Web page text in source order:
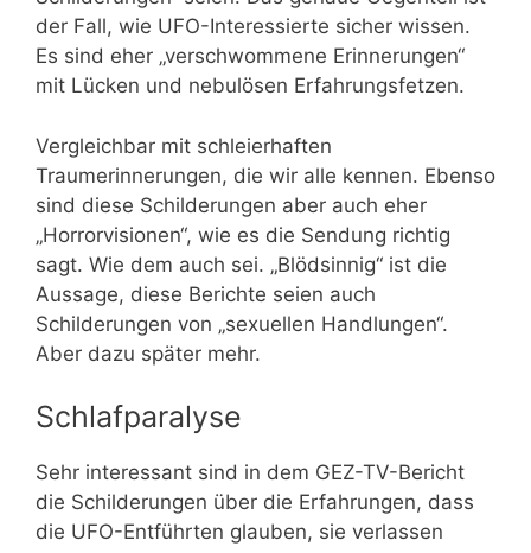
der Fall, wie UFO-Interessierte sicher wissen.
Es sind eher „verschwommene Erinnerungen“
mit Lücken und nebulösen Erfahrungsfetzen.
Vergleichbar mit schleierhaften
Traumerinnerungen, die wir alle kennen. Ebenso
sind diese Schilderungen aber auch eher
„Horrorvisionen“, wie es die Sendung richtig
sagt. Wie dem auch sei. „Blödsinnig“ ist die
Aussage, diese Berichte seien auch
Schilderungen von „sexuellen Handlungen“.
Aber dazu später mehr.
Schlafparalyse
Sehr interessant sind in dem GEZ-TV-Bericht
die Schilderungen über die Erfahrungen, dass
die UFO-Entführten glauben, sie verlassen